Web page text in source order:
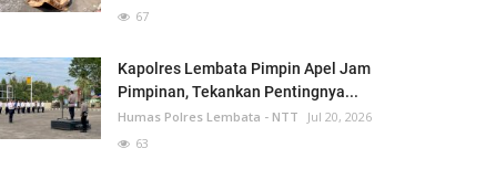
67
Kapolres Lembata Pimpin Apel Jam
Pimpinan, Tekankan Pentingnya...
Humas Polres Lembata - NTT
Jul 20, 2026
63